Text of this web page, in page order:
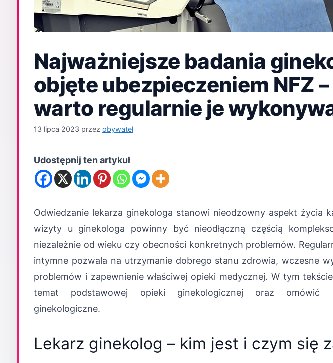
Najważniejsze badania
objęte ubezpieczeniem NFZ
warto regularnie je
13 lipca 2023 przez obywatel
Udostępnij ten artykuł
Odwiedzanie lekarza ginekologa stanowi nieodzowny aspekt życia
wizyty u ginekologa powinny być nieodłączną częścią
niezależnie od wieku czy obecności konkretnych problemów.
intymne pozwala na utrzymanie dobrego stanu zdrowia, wczesne
problemów i zapewnienie właściwej opieki medycznej. W tym
temat podstawowej opieki ginekologicznej oraz omówić
ginekologiczne.
Lekarz ginekolog – kim jest i czym się